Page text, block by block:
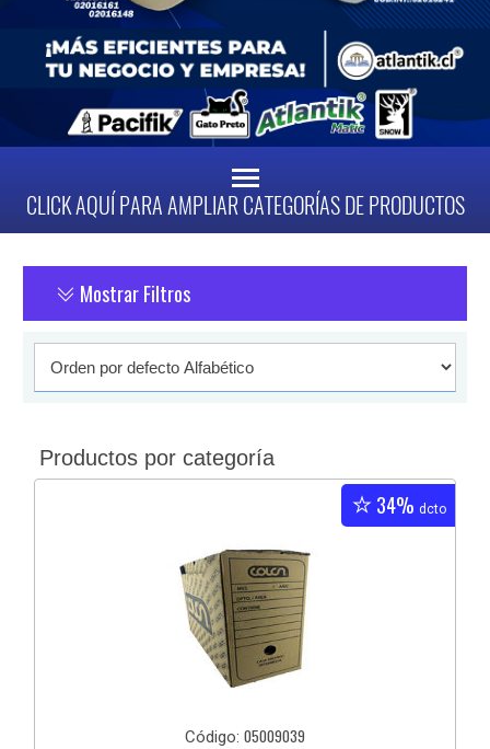
CLICK AQUÍ PARA AMPLIAR CATEGORÍAS DE PRODUCTOS
Mostrar Filtros
Productos por categoría
34% dcto
Código: 05009039